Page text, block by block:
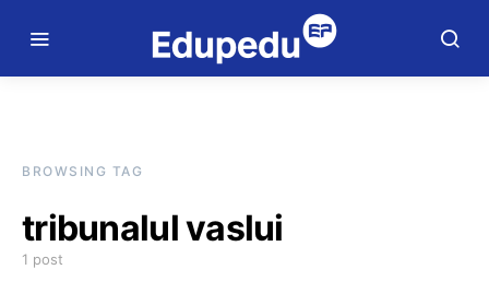
BROWSING TAG
tribunalul vaslui
1 post